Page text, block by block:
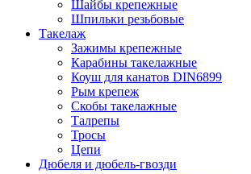
Шайбы крепежные
Шпильки резьбовые
Такелаж
Зажимы крепежные
Карабины такелажные
Коуш для канатов DIN6899
Рым крепеж
Скобы такелажные
Талрепы
Тросы
Цепи
Дюбеля и дюбель-гвозди